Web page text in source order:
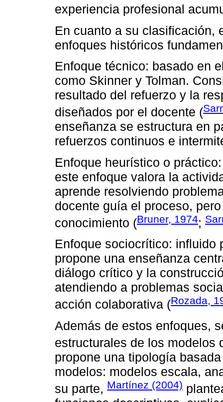
experiencia profesional
En cuanto a su clasificación,
enfoques históricos
Enfoque técnico: basado en
como Skinner y Tolman.
resultado del refuerzo y la
diseñados por el docente (
enseñanza se estructura en
refuerzos continuos e
Enfoque heurístico o
este enfoque valora la
aprende resolviendo
docente guía el proceso,
conocimiento (Bruner, 1974;
Enfoque sociocrítico: influido
propone una enseñanza
diálogo crítico y la
atendiendo a problemas
acción colaborativa (Rozada,
Además de estos enfoques,
estructurales de los modelos
propone una tipología
modelos: modelos escala,
su parte, Martínez (2004)